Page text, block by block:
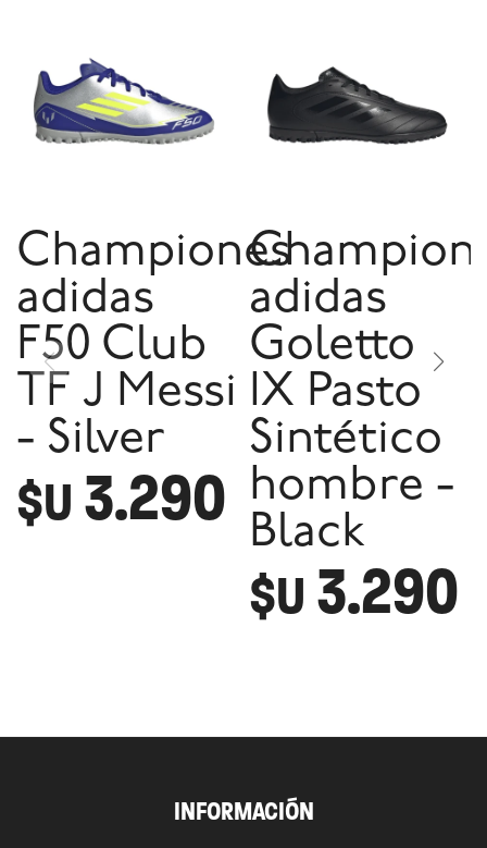
Championes
adidas
F50 Club
TF J Messi
- Silver
$U 3.290
adidas
Goletto
IX Pasto
Sintético
hombre -
Black
$U 3.290
INFORMACIÓN